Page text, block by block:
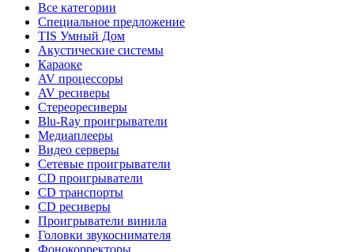
Все категории
Специальное предложение
TIS Умный Дом
Акустические системы
Караоке
AV процессоры
AV ресиверы
Стереоресиверы
Blu-Ray проигрыватели
Медиаплееры
Видео серверы
Сетевые проигрыватели
CD проигрыватели
CD транспорты
CD ресиверы
Проигрыватели винила
Головки звукоснимателя
Фонокорректоры